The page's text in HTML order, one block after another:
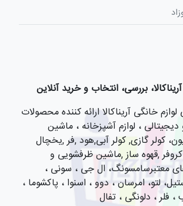
بررسی، انتخاب و خرید آنلاین
خانگی آریناکالا ارائه کننده محصولات
دیجیتالی ، لوازم آشپزخانه ، ماشین
کولر گازی, کولر آبی,هود ,فر ,یخچال
,قهوه ساز ,ماشین ظرفشویی و
معتبرسامسونگ، ال جی ، سونی ،
لتو، امرسان ، دوو ، اسنوا ، پاکشوما ،
فلر ، دلونگی ، تفال